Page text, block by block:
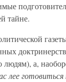
тайне.
а,
лее